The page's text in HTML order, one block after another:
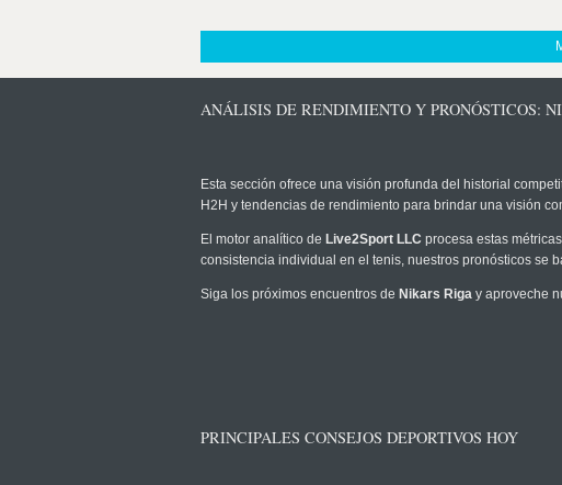
ANÁLISIS DE RENDIMIENTO Y PRONÓSTICOS:
Esta sección ofrece una visión profunda del historial
H2H y tendencias de rendimiento para brindar una visión
El motor analítico de Live2Sport LLC procesa estas
consistencia individual en el tenis, nuestros pronósticos se
Siga los próximos encuentros de Nikars Riga y aproveche
PRINCIPALES CONSEJOS DEPORTIVOS HOY